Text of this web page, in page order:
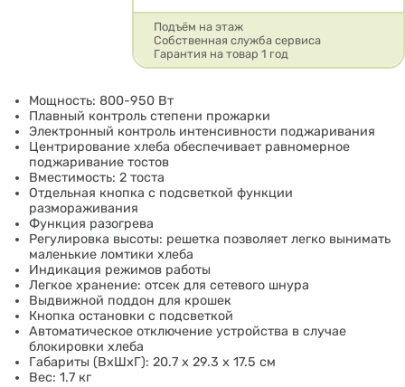
Подъём на этаж
Собственная служба сервиса
Гарантия на товар 1 год
Мощность: 800-950 Вт
Плавный контроль степени прожарки
Электронный контроль интенсивности поджаривания
Центрирование хлеба обеспечивает равномерное
поджаривание тостов
Вместимость: 2 тоста
Отдельная кнопка с подсветкой функции
размораживания
Функция разогрева
Регулировка высоты: решетка позволяет легко вынимать
маленькие ломтики хлеба
Индикация режимов работы
Легкое хранение: отсек для сетевого шнура
Выдвижной поддон для крошек
Кнопка остановки с подсветкой
Автоматическое отключение устройства в случае
блокировки хлеба
Габариты (ВхШхГ): 20.7 х 29.3 х 17.5 см
Вес: 1.7 кг